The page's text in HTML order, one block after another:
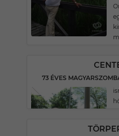
73 ÉVES